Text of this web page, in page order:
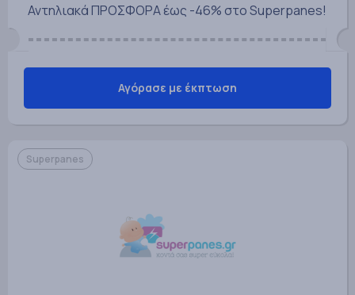
Αντηλιακά ΠΡΟΣΦΟΡΑ έως -46% στο Superpanes!
Αγόρασε με έκπτωση
Superpanes